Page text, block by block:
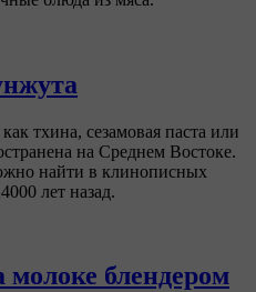
тхина, сезамовая паста или
на Среднем Востоке.
найти в клинописных
лет назад.
блендером